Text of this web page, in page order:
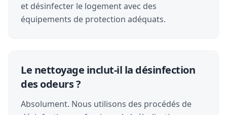
et désinfecter le logement avec des
équipements de protection adéquats.
Le nettoyage inclut-il la désinfection
des odeurs ?
Absolument. Nous utilisons des procédés de